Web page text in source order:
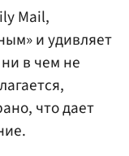
Mail,
и удивляет
в чем не
что дает